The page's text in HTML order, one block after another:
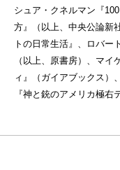
シュア・クネルマン『
方』（以上、中央公論新
トの日常生活』、ロバー
（以上、原書房）、マ
ィ』（ガイアブックス）
『神と銃のアメリカ極右